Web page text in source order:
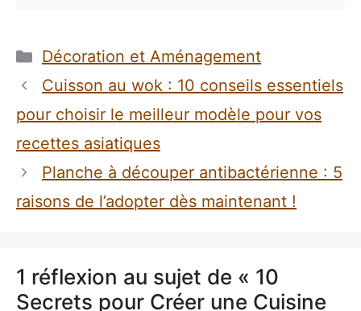
Catégories
Décoration et Aménagement
Cuisson au wok : 10 conseils essentiels
pour choisir le meilleur modèle pour vos
recettes asiatiques
Planche à découper antibactérienne : 5
raisons de l’adopter dès maintenant !
1 réflexion au sujet de « 10
Secrets pour Créer une Cuisine